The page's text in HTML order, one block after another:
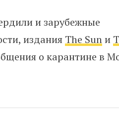
и зарубежные
издания The Sunи
о карантине в